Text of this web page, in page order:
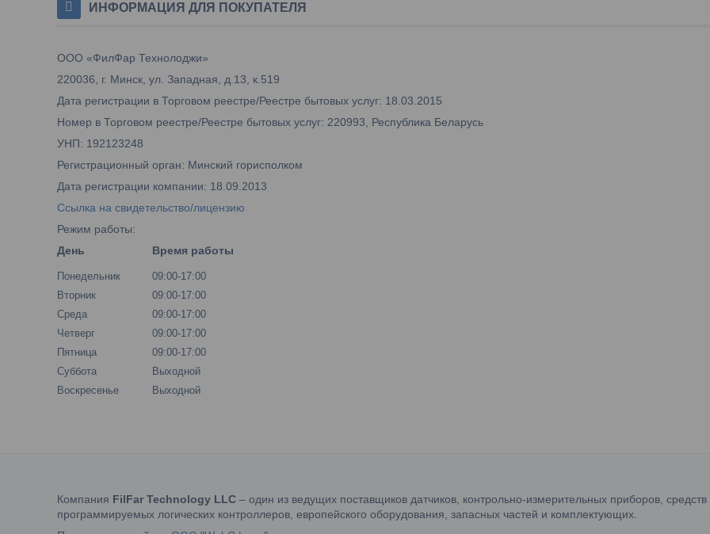
ИНФОРМАЦИЯ ДЛЯ ПОКУПАТЕЛЯ
ООО «ФилФар Технолоджи»
220036, г. Минск, ул. Западная, д.13, к.519
Дата регистрации в Торговом реестре/Реестре бытовых услуг: 18.03.2015
Номер в Торговом реестре/Реестре бытовых услуг: 220993, Республика Беларусь
УНП: 192123248
Регистрационный орган: Минский горисполком
Дата регистрации компании: 18.09.2013
Ссылка на свидетельство/лицензию
Режим работы:
День
Время работы
Понедельник
09:00-17:00
Вторник
09:00-17:00
Среда
09:00-17:00
Четверг
09:00-17:00
Пятница
09:00-17:00
Суббота
Выходной
Воскресенье
Выходной
Компания FilFar Technology LLC – один из ведущих поставщиков датчиков, контрольно-измерительных приборов,
программируемых логических контроллеров, европейского оборудования, запасных частей и комплектующих.